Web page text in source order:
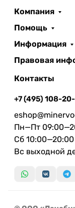
Компания
Помощь
Информация
Правовая
Контакты
+7 (495) 108-
Пн—Пт
Сб 10:00—20:00
Вс выходной